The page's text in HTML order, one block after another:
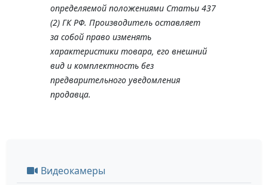
определяемой положениями Статьи 437
(2) ГК РФ. Производитель оставляет
за собой право изменять
характеристики товара, его внешний
вид и комплектность без
предварительного уведомления
продавца.
Видеокамеры